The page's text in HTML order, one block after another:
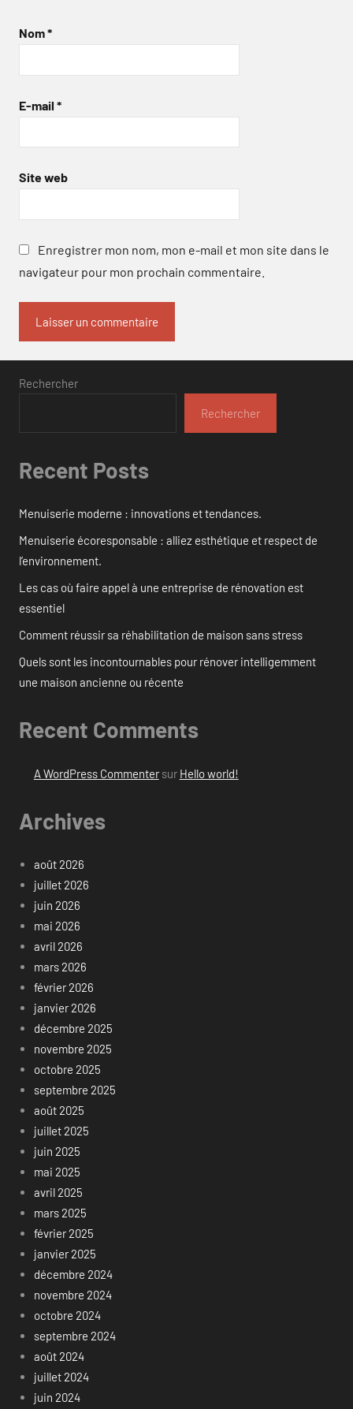
Nom*
E-mail *
Site web
Enregistrer mon nom, mon e-mail et mon site dans le
navigateur pour mon prochain commentaire.
Rechercher
Rechercher
Recent Posts
Menuiserie moderne : innovations et tendances.
Menuiserie écoresponsable : alliez esthétique et respect de
l’environnement.
Les cas où faire appel à une entreprise de rénovation est
essentiel
Comment réussir sa réhabilitation de maison sans stress
Quels sont les incontournables pour rénover intelligemment
une maison ancienne ou récente
Recent Comments
A WordPress Commentersur Hello world!
Archives
août 2026
juillet 2026
juin 2026
mai 2026
avril 2026
mars 2026
février 2026
janvier 2026
décembre 2025
novembre 2025
octobre 2025
septembre 2025
août 2025
juillet 2025
juin 2025
mai 2025
avril 2025
mars 2025
février 2025
janvier 2025
décembre 2024
novembre 2024
octobre 2024
septembre 2024
août 2024
juillet 2024
juin 2024